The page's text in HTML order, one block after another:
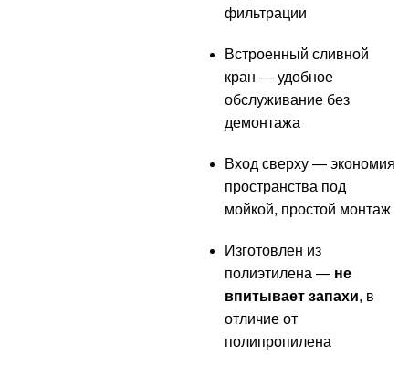
фильтрации
Встроенный сливной
кран — удобное
обслуживание без
демонтажа
Вход сверху — экономия
пространства под
мойкой, простой монтаж
Изготовлен из
полиэтилена — не
впитывает запахи, в
отличие от
полипропилена